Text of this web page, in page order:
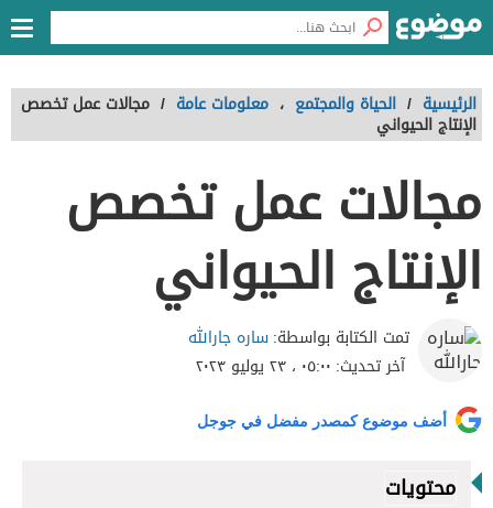
الرئيسية / الحياة والمجتمع ، معلومات عامة / مجالات عمل تخصص
الإنتاج الحيواني
مجالات عمل تخصص
الإنتاج الحيواني
تمت الكتابة بواسطة:ساره جارالله
آخر تحديث: ٠٥:٠٠ ، ٢٣ يوليو ٢٠٢٣
أضف موضوع كمصدر مفضل في جوجل
محتويات